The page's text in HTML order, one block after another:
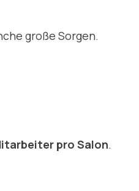
große Sorgen.
pro Salon.